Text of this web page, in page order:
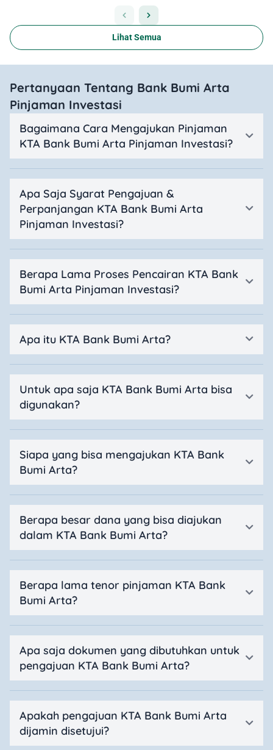
Lihat Semua
Pertanyaan Tentang Bank Bumi Arta
Pinjaman Investasi
Bagaimana Cara Mengajukan Pinjaman
KTA Bank Bumi Arta Pinjaman Investasi?
Apa Saja Syarat Pengajuan &
Perpanjangan KTA Bank Bumi Arta
Pinjaman Investasi?
Berapa Lama Proses Pencairan KTA Bank
Bumi Arta Pinjaman Investasi?
Apa itu KTA Bank Bumi Arta?
Untuk apa saja KTA Bank Bumi Arta bisa
digunakan?
Siapa yang bisa mengajukan KTA Bank
Bumi Arta?
Berapa besar dana yang bisa diajukan
dalam KTA Bank Bumi Arta?
Berapa lama tenor pinjaman KTA Bank
Bumi Arta?
Apa saja dokumen yang dibutuhkan untuk
pengajuan KTA Bank Bumi Arta?
Apakah pengajuan KTA Bank Bumi Arta
dijamin disetujui?